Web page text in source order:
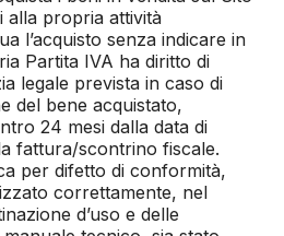
alla propria attività
l’acquisto senza indicare in
Partita IVA ha diritto di
legale prevista in caso di
del bene acquistato,
24 mesi dalla data di
fattura/scontrino fiscale.
per difetto di conformità,
correttamente, nel
d’uso e delle